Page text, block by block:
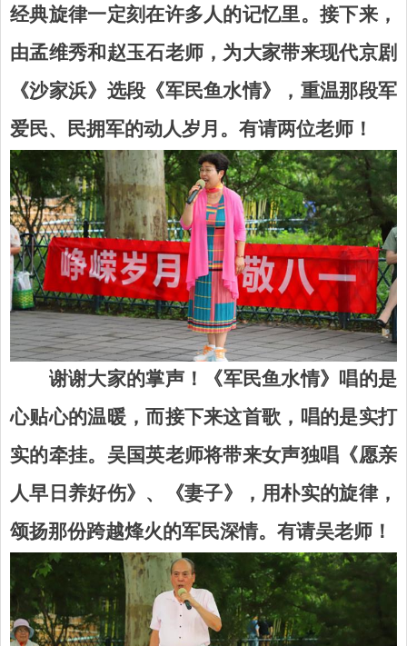
经典旋律一定刻在许多人的记忆里。接下来，
由孟维秀和 赵玉石老师，为大家带来现代京剧
《沙家浜》选段《军民鱼水情》，重温那段军
爱民、民拥军的动人岁月。有请两位老师！
谢谢大家的掌声！《军民鱼水情》唱的是
心贴心的温暖，而接下来这首歌，唱的是实打
实的牵挂。吴国英老师将带来女声独唱《愿亲
人早日养好伤》 、《妻子》，用朴实的旋律，
颂扬那份跨越烽火的军民深情。有请吴老师！